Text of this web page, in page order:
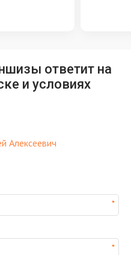
ответит на
и условиях
Алексеевич